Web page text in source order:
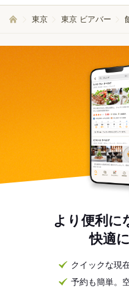
東京 東京 ビアバー
より便利に
快適
クイックな現
予約も簡単。